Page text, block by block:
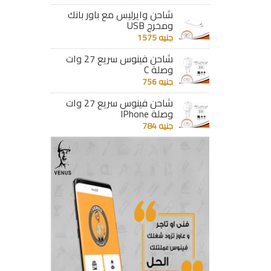
شاحن وايرليس مع باور بانك
ومخرج USB
جنيه 1575
شاحن فينوس سريع 27 وات
وصلة C
جنيه 756
شاحن فينوس سريع 27 وات
وصلة IPhone
جنيه 784
جنيه 219
تفاصيل